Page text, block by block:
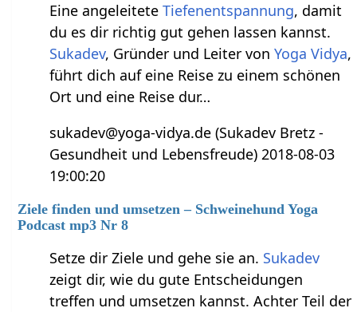
Eine angeleiteteTiefenentspannung, damit
du es dir richtig gut gehen lassen kannst.
Sukadev, Gründer und Leiter vonYoga Vidya,
führt dich auf eine Reise zu einem schönen
Ort und eine Reise dur…
sukadev@yoga-vidya.de (Sukadev Bretz -
Gesundheit und Lebensfreude) 2018-08-03
19:00:20
Ziele finden und umsetzen – Schweinehund Yoga
Podcast mp3 Nr 8
Setze dir Ziele und gehe sie an. Sukadev
zeigt dir, wie du gute Entscheidungen
treffen und umsetzen kannst. Achter Teil der